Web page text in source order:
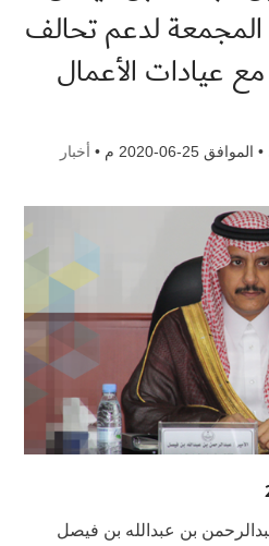
لدعم تحالف
مع عيادات الأعمال
أخبار
بن عبدالله بن فيصل